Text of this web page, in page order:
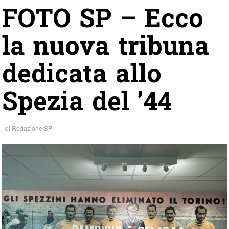
FOTO SP – Ecco
la nuova tribuna
dedicata allo
Spezia del ’44
di Redazione SP